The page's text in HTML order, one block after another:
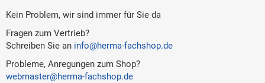
Kein Problem, wir sind immer für Sie da
Fragen zum Vertrieb?
Schreiben Sie an info@herma-fachshop.de
Probleme, Anregungen zum Shop?
webmaster@herma-fachshop.de